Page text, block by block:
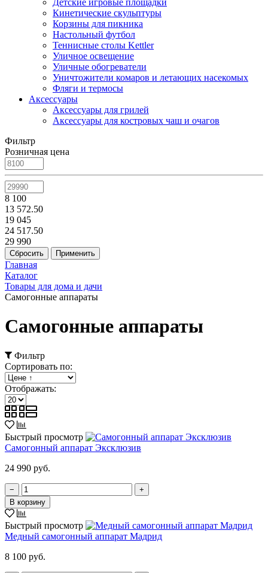
Детские игровые площадки
Кинетические скульптуры
Корзины для пикника
Настольный футбол
Теннисные столы Kettler
Уличное освещение
Уличные обогреватели
Уничтожители комаров и летающих насекомых
Фляги и термосы
Аксессуары
Аксессуары для грилей
Аксессуары для костровых чаш и очагов
Фильтр
Розничная цена
8 100
13 572.50
19 045
24 517.50
29 990
Главная
Каталог
Товары для дома и дачи
Самогонные аппараты
Самогонные аппараты
Фильтр
Сортировать по:
Отображать:
Быстрый просмотр
Самогонный аппарат Эксклюзив
24 990 руб.
−
+
В корзину
Быстрый просмотр
Медный самогонный аппарат Мадрид
8 100 руб.